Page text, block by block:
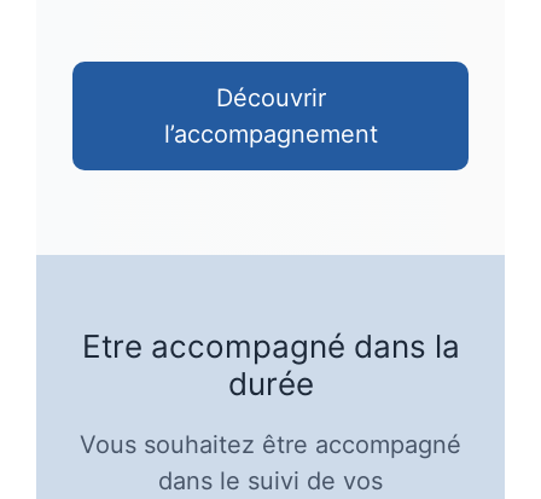
Découvrir
l’accompagnement
Etre accompagné dans la
durée
Vous souhaitez être accompagné
dans le suivi de vos